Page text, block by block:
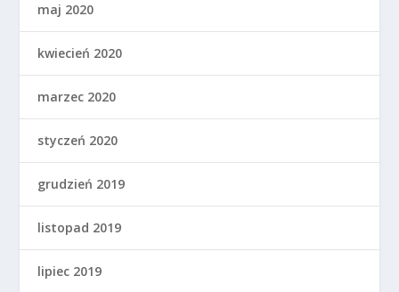
maj 2020
kwiecień 2020
marzec 2020
styczeń 2020
grudzień 2019
listopad 2019
lipiec 2019